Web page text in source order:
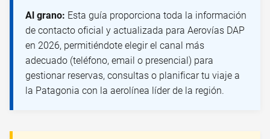
Al grano: Esta guía proporciona toda la información
de contacto oficial y actualizada para Aerovías DAP
en 2026, permitiéndote elegir el canal más
adecuado (teléfono, email o presencial) para
gestionar reservas, consultas o planificar tu viaje a
la Patagonia con la aerolínea líder de la región.